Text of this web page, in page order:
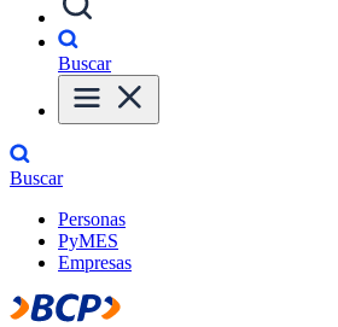
Buscar
Buscar
Personas
PyMES
Empresas